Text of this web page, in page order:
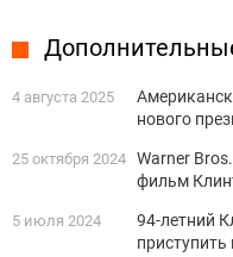
4 августа 2025
нового
25 октября 2024 Warner
фильм
5 июля 2024
94-летний